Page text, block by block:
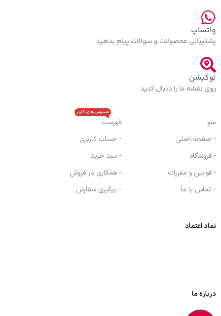
واتساپ
پشتیبانی محصولات و سوالات پیام بدهید
لوکیشن
روی نقشه ما را دنبال کنید
منو
- صفحه اصلی
- فروشگاه
- قوانین و مقررات
- تماس با ما
فهرست
دسترسی های کاربر
- حساب کاربری
- سبد خرید
- همکاری در فروش
- پیگیری سفارش
نماد اعتماد
درباره ما